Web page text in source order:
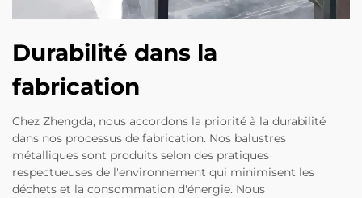
Durabilité dans la
fabrication
Chez Zhengda, nous accordons la priorité à la durabilité
dans nos processus de fabrication. Nos balustres
métalliques sont produits selon des pratiques
respectueuses de l'environnement qui minimisent les
déchets et la consommation d'énergie. Nous